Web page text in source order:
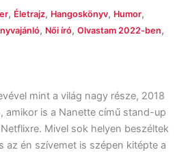
, Életrajz, Hangoskönyv, Humor,
, Női író, Olvastam 2022-ben,
mint a világ nagy része, 2018
amikor is a Nanette című stand-up
Mivel sok helyen beszéltek
az én szívemet is szépen kitépte a